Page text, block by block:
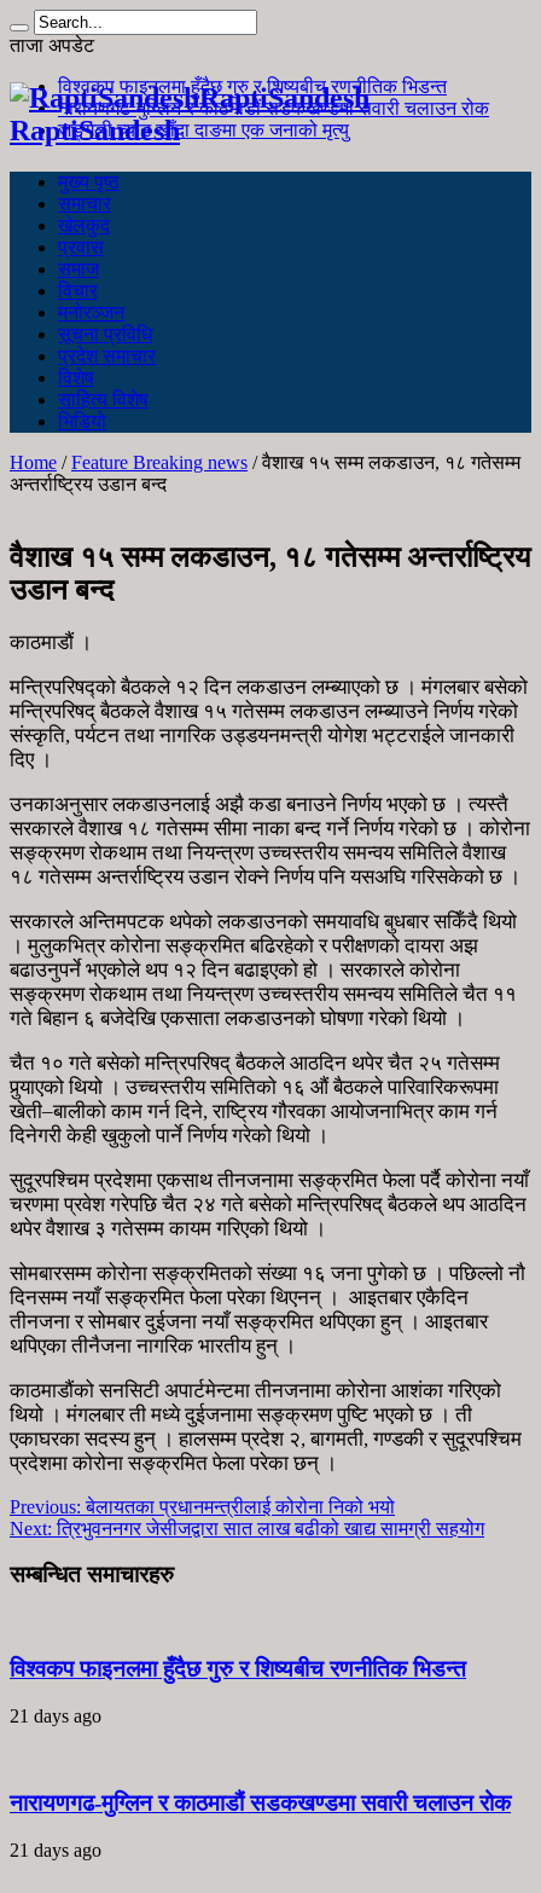
ताजा अपडेट
विश्वकप फाइनलमा हुँदैछ गुरु र शिष्यबीच रणनीतिक भिडन्त
नारायणगढ-मुग्लिन र काठमाडौं सडकखण्डमा सवारी चलाउन रोक
जङ्गली च्याउ खाँदा दाङमा एक जनाको मृत्यु
RaptiSandesh
RaptiSandesh
मुख्य पृष्ठ
समाचार
खेलकुद
प्रवास
समाज
विचार
मनोरञ्जन
सूचना प्रविधि
प्रदेश समाचार
विशेष
साहित्य विशेष
भिडियो
Home /Feature Breaking news /वैशाख १५ सम्म लकडाउन, १८ गतेसम्म
अन्तर्राष्ट्रिय उडान बन्द
वैशाख १५ सम्म लकडाउन, १८ गतेसम्म अन्तर्राष्ट्रिय
उडान बन्द
काठमाडौं ।
मन्त्रिपरिषद्को बैठकले १२ दिन लकडाउन लम्ब्याएको छ । मंगलबार बसेको
मन्त्रिपरिषद् बैठकले वैशाख १५ गतेसम्म लकडाउन लम्ब्याउने निर्णय गरेको
संस्कृति, पर्यटन तथा नागरिक उड्डयनमन्त्री योगेश भट्टराईले जानकारी
दिए ।
उनकाअनुसार लकडाउनलाई अझै कडा बनाउने निर्णय भएको छ । त्यस्तै
सरकारले वैशाख १८ गतेसम्म सीमा नाका बन्द गर्ने निर्णय गरेको छ । कोरोना
सङ्क्रमण रोकथाम तथा नियन्त्रण उच्चस्तरीय समन्वय समितिले वैशाख
१८ गतेसम्म अन्तर्राष्ट्रिय उडान रोक्ने निर्णय पनि यसअघि गरिसकेको छ ।
सरकारले अन्तिमपटक थपेको लकडाउनको समयावधि बुधबार सकिँदै थियो
। मुलुकभित्र कोरोना सङ्क्रमित बढिरहेको र परीक्षणको दायरा अझ
बढाउनुपर्ने भएकोले थप १२ दिन बढाइएको हो । सरकारले कोरोना
सङ्क्रमण रोकथाम तथा नियन्त्रण उच्चस्तरीय समन्वय समितिले चैत ११
गते बिहान ६ बजेदेखि एकसाता लकडाउनको घोषणा गरेको थियो ।
चैत १० गते बसेको मन्त्रिपरिषद् बैठकले आठदिन थपेर चैत २५ गतेसम्म
पुर्‍याएको थियो । उच्चस्तरीय समितिको १६ औं बैठकले पारिवारिकरूपमा
खेती–बालीको काम गर्न दिने, राष्ट्रिय गौरवका आयोजनाभित्र काम गर्न
दिनेगरी केही खुकुलो पार्ने निर्णय गरेको थियो ।
सुदूरपश्चिम प्रदेशमा एकसाथ तीनजनामा सङ्क्रमित फेला पर्दै कोरोना नयाँ
चरणमा प्रवेश गरेपछि चैत २४ गते बसेको मन्त्रिपरिषद् बैठकले थप आठदिन
थपेर वैशाख ३ गतेसम्म कायम गरिएको थियो ।
सोमबारसम्म कोरोना सङ्क्रमितको संख्या १६ जना पुगेको छ । पछिल्लो नौ
दिनसम्म नयाँ सङ्क्रमित फेला परेका थिएनन् । आइतबार एकैदिन
तीनजना र सोमबार दुईजना नयाँ सङ्क्रमित थपिएका हुन् । आइतबार
थपिएका तीनैजना नागरिक भारतीय हुन् ।
काठमाडौंको सनसिटी अपार्टमेन्टमा तीनजनामा कोरोना आशंका गरिएको
थियो । मंगलबार ती मध्ये दुईजनामा सङ्क्रमण पुष्टि भएको छ । ती
एकाघरका सदस्य हुन् । हालसम्म प्रदेश २, बागमती, गण्डकी र सुदूरपश्चिम
प्रदेशमा कोरोना सङ्क्रमित फेला परेका छन् ।
Previous: बेलायतका प्रधानमन्त्रीलाई कोरोना निको भयो
Next: त्रिभुवननगर जेसीजद्वारा सात लाख बढीको खाद्य सामग्री सहयोग
सम्बन्धित समाचारहरु
विश्वकप फाइनलमा हुँदैछ गुरु र शिष्यबीच रणनीतिक भिडन्त
21 days ago
नारायणगढ-मुग्लिन र काठमाडौं सडकखण्डमा सवारी चलाउन रोक
21 days ago